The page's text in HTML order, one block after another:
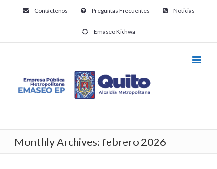
Contáctenos Preguntas Frecuentes Noticias
Emaseo Kichwa
Monthly Archives: febrero 2026